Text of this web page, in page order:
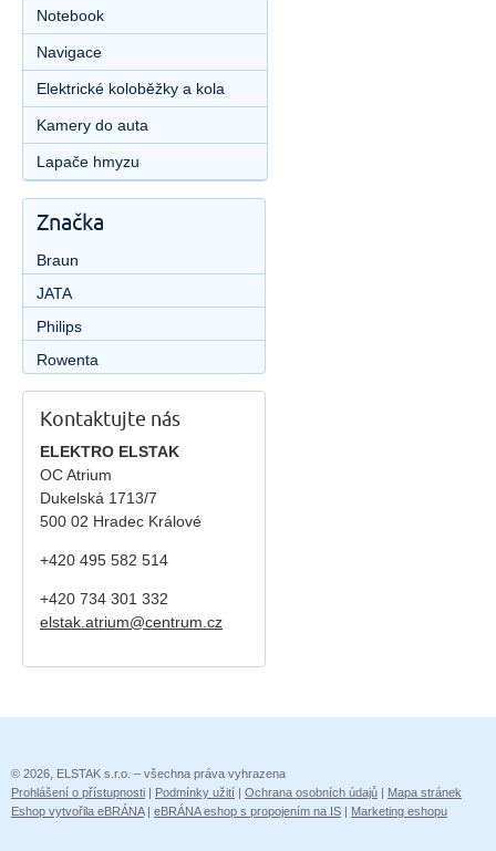
Notebook
Navigace
Elektrické koloběžky a kola
Kamery do auta
Lapače hmyzu
Značka
Braun
JATA
Philips
Rowenta
Kontaktujte nás
ELEKTRO ELSTAK
OC Atrium
Dukelská 1713/7
500 02 Hradec Králové
+420 495 582 514
+420 734 301 332
elstak.atrium@centrum.cz
© 2026, ELSTAK s.r.o. – všechna práva vyhrazena
Prohlášení o přístupnosti | Podmínky užití | Ochrana osobních údajů | Mapa stránek
Eshop vytvořila eBRÁNA| eBRÁNA eshop s propojením na IS | Marketing eshopu